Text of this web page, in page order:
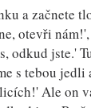
a začnete
otevři
odkud jste.'
s tebou jedli
Ale on